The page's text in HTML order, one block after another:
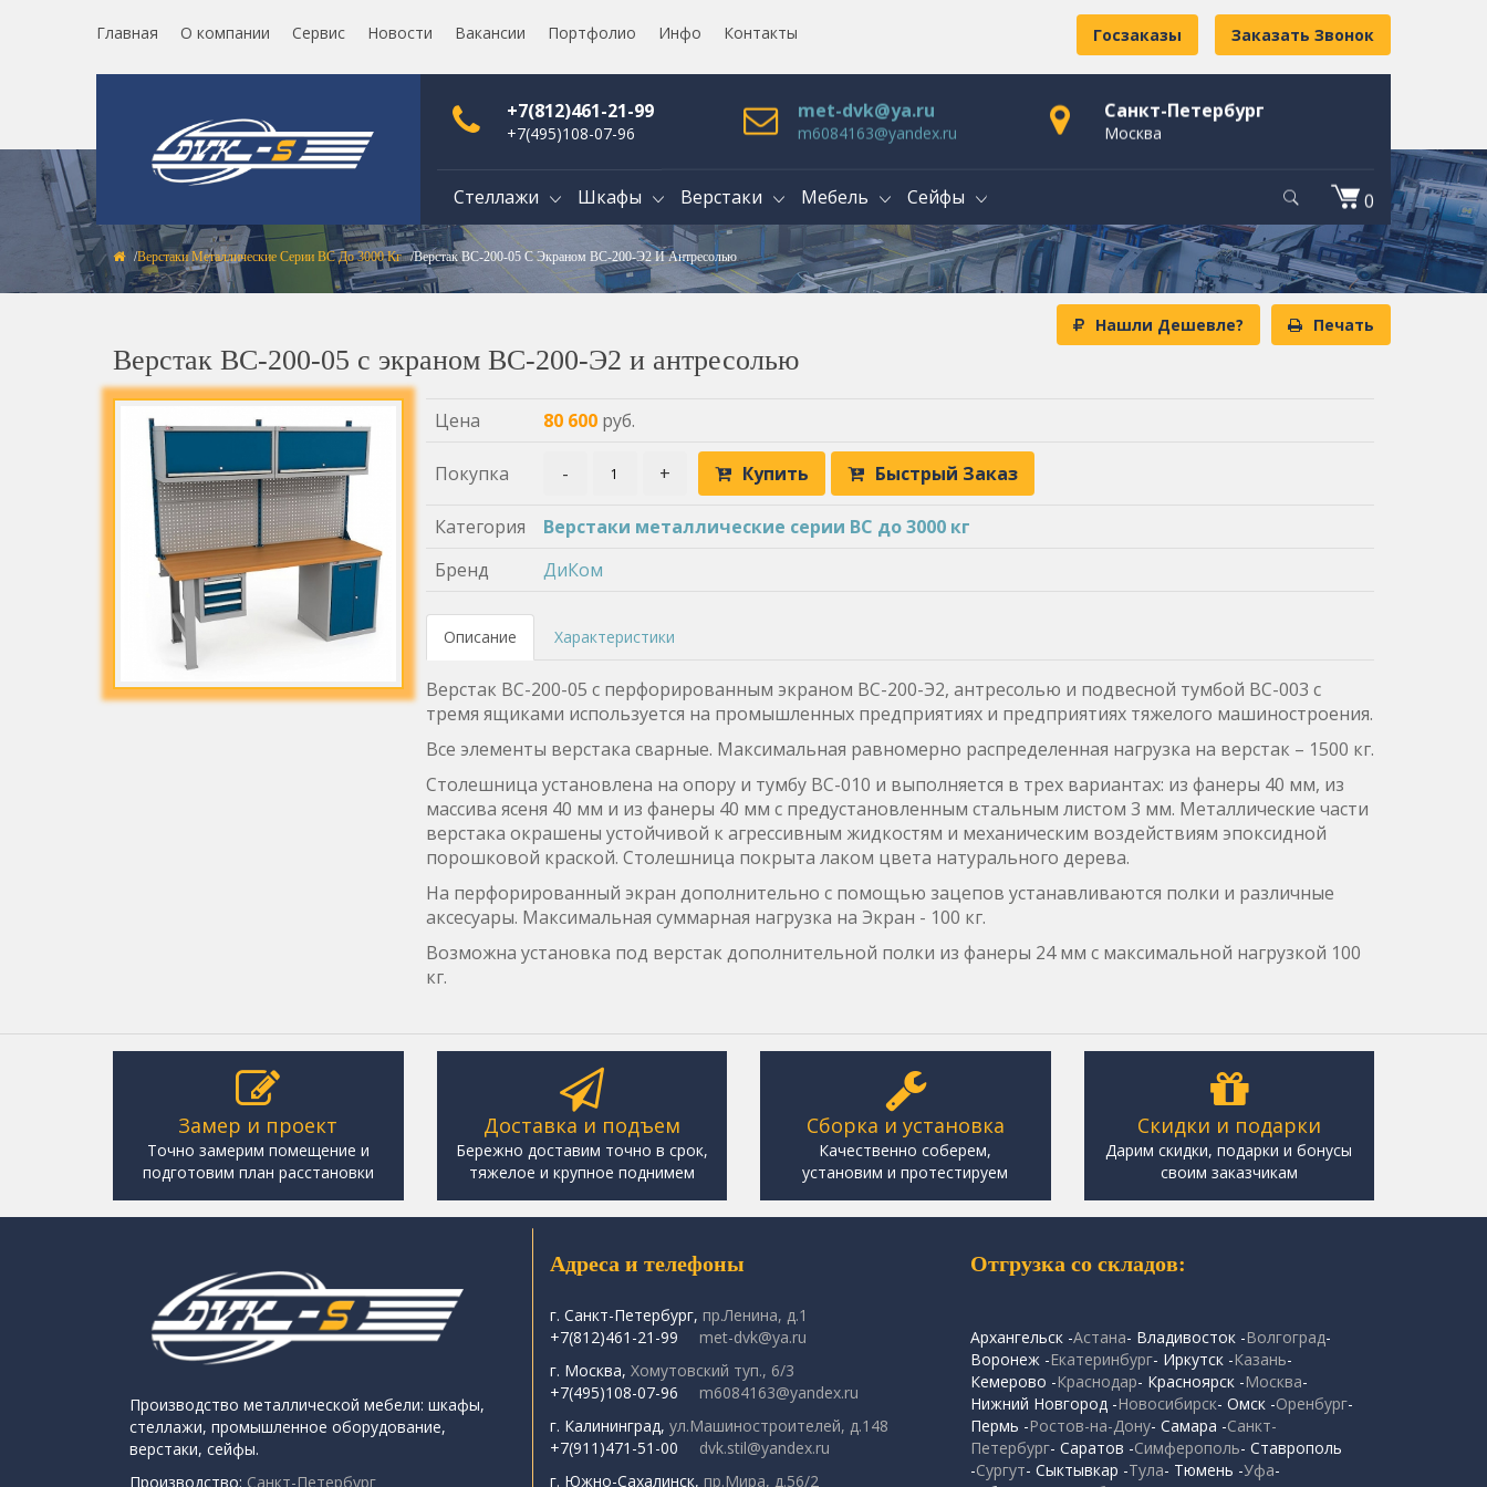
Главная О компании Сервис Новости Вакансии Портфолио Инфо Контакты Заказать Звонок
Госзаказы
+7(812)461-21-99
+7(495)108-07-96
met-dvk@ya.ru
m6084163@yandex.ru
Санкт-Петербург
Москва
Стеллажи Шкафы Верстаки Мебель Сейфы 0
Верстаки Металлические Серии ВС До 3000 Кг Верстак ВС-200-05 С Экраном ВС-200-Э2 И Антресолью
Печать
Нашли Дешевле?
Верстак ВС-200-05 с экраном ВС-200-Э2 и антресолью
Цена 80 600руб.
Покупка - + Купить Быстрый Заказ
Категория
Верстаки металлические серии ВС до 3000 кг
Бренд
ДиКом
Описание Характеристики
Верстак ВС-200-05 с перфорированным экраном ВС-200-Э2, антресолью и подвесной тумбой ВС-003 с
тремя ящиками используется на промышленных предприятиях и предприятиях тяжелого машиностроения.
Все элементы верстака сварные. Максимальная равномерно распределенная нагрузка на верстак – 1500 кг.
Столешница установлена на опору и тумбу ВС-010 и выполняется в трех вариантах: из фанеры 40 мм, из
массива ясеня 40 мм и из фанеры 40 мм с предустановленным стальным листом 3 мм. Металлические части
верстака окрашены устойчивой к агрессивным жидкостям и механическим воздействиям эпоксидной
порошковой краской. Столешница покрыта лаком цвета натурального дерева.
На перфорированный экран дополнительно с помощью зацепов устанавливаются полки и различные
аксесуары. Максимальная суммарная нагрузка на Экран - 100 кг.
Возможна установка под верстак дополнительной полки из фанеры 24 мм с максимальной нагрузкой 100
кг.
Замер и проект
Точно замерим помещение и
подготовим план расстановки
Доставка и подъем
Бережно доставим точно в срок,
тяжелое и крупное поднимем
Сборка и установка
Качественно соберем,
установим и протестируем
Скидки и подарки
Дарим скидки, подарки и бонусы
своим заказчикам
Производство металлической мебели: шкафы,
стеллажи, промышленное оборудование,
верстаки, сейфы.
Производство: Санкт-Петербург
Адреса и телефоны
г. Санкт-Петербург, пр.Ленина, д.1
+7(812)461-21-99
met-dvk@ya.ru
г. Москва, Хомутовский туп., 6/3
+7(495)108-07-96
m6084163@yandex.ru
г. Калининград, ул.Машиностроителей, д.148
+7(911)471-51-00
dvk.stil@yandex.ru
г. Южно-Сахалинск, пр.Мира, д.56/2
Отгрузка со складов:
Архангельск -Астана- Владивосток -Волгоград-
Воронеж -Екатеринбург- Иркутск -Казань-
Кемерово -Краснодар- Красноярск -Москва-
Нижний Новгород -Новосибирск- Омск -Оренбург-
Пермь -Ростов-на-Дону- Самара -Санкт-
Петербург- Саратов -Симферополь- Ставрополь
-Сургут- Сыктывкар -Тула- Тюмень -Уфа-